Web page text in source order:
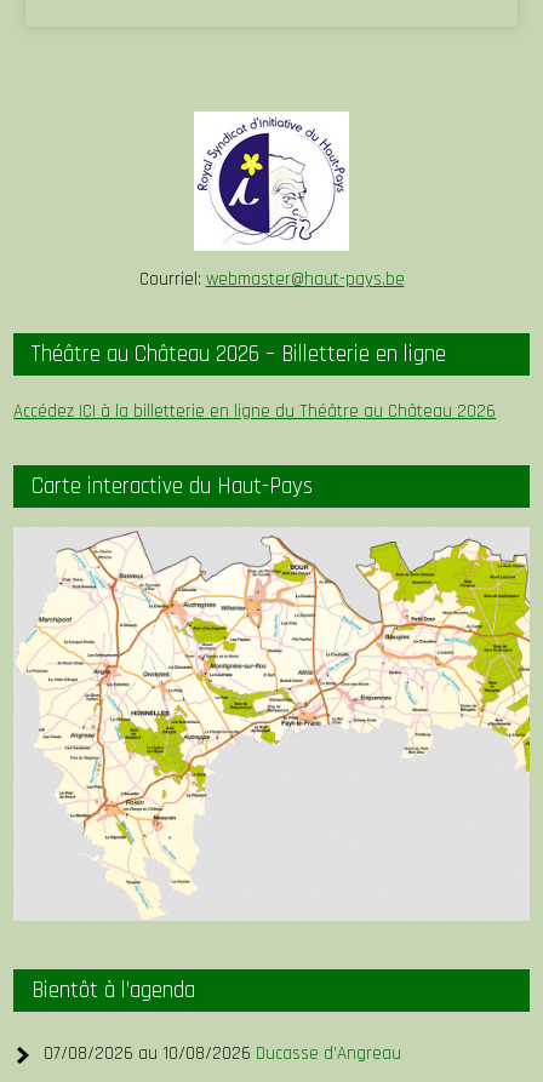
Courriel: webmaster@haut-pays.be
Théâtre au Château 2026 – Billetterie en ligne
Accédez ICI à la billetterie en ligne du Théâtre au Château 2026
Carte interactive du Haut-Pays
Bientôt à l’agenda
07/08/2026 au 10/08/2026 Ducasse d’Angreau